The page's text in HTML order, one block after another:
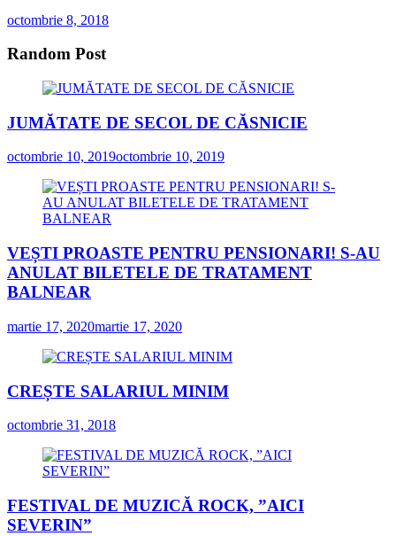
octombrie 8, 2018
Random Post
JUMĂTATE DE SECOL DE CĂSNICIE
octombrie 10, 2019octombrie 10, 2019
VEȘTI PROASTE PENTRU PENSIONARI! S-AU
ANULAT BILETELE DE TRATAMENT
BALNEAR
martie 17, 2020martie 17, 2020
CREȘTE SALARIUL MINIM
octombrie 31, 2018
FESTIVAL DE MUZICĂ ROCK, ”AICI
SEVERIN”